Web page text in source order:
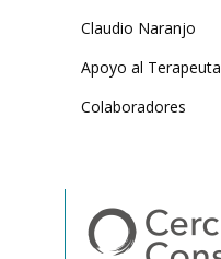
Claudio Naranjo
Apoyo al Terapeuta
Colaboradores